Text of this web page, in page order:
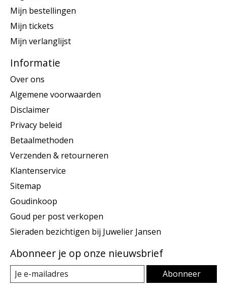
Mijn bestellingen
Mijn tickets
Mijn verlanglijst
Informatie
Over ons
Algemene voorwaarden
Disclaimer
Privacy beleid
Betaalmethoden
Verzenden & retourneren
Klantenservice
Sitemap
Goudinkoop
Goud per post verkopen
Sieraden bezichtigen bij Juwelier Jansen
Abonneer je op onze nieuwsbrief
Abonneer